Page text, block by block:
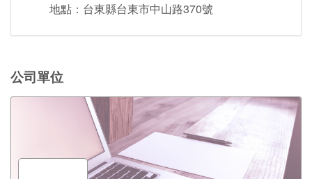
地點：台東縣台東市中山路370號
公司單位